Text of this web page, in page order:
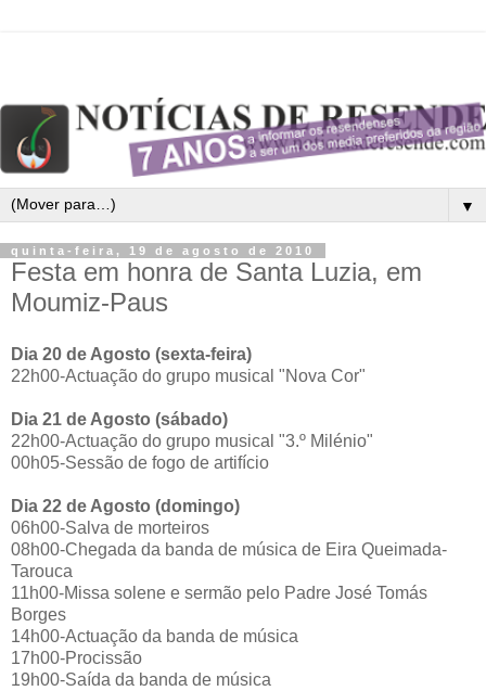
▼
quinta-feira, 19 de agosto de 2010
Festa em honra de Santa Luzia, em
Moumiz-Paus
Dia 20 de Agosto (sexta-feira)
22h00-Actuação do grupo musical "Nova Cor"
Dia 21 de Agosto (sábado)
22h00-Actuação do grupo musical "3.º Milénio"
00h05-Sessão de fogo de artifício
Dia 22 de Agosto (domingo)
06h00-Salva de morteiros
08h00-Chegada da banda de música de Eira Queimada-
Tarouca
11h00-Missa solene e sermão pelo Padre José Tomás
Borges
14h00-Actuação da banda de música
17h00-Procissão
19h00-Saída da banda de música